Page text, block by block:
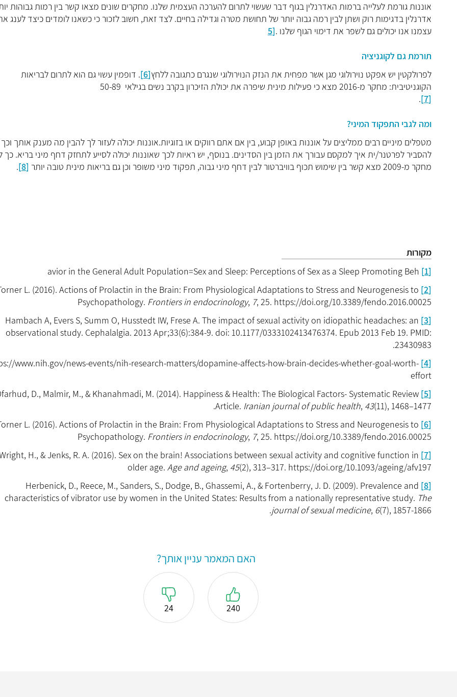
אוננות גורמת לעלייה ברמות האדרנלין בגוף דבר שעשוי לתרום להערכה העצמית שלנו. מחקרים שונים מצאו קשר בין רמות גבוהות
אדרנלין בדגימות רוק ושתן לבין רמה גבוה יותר של תחושת מטרה וגדילה בחיים. לצד זאת, חשוב לזכור כי כשאנו לומדים כיצד לענג
עצמנו אנו יכולים גם לשפר את דימוי הגוף שלנו .[5
תורמת גם לקוגניציה
לפרולקטין יש אפקט נוירולוגי מגן אשר מפחית את הנזק הנוירולוגי שנגרם כתגובה ללחץ[6]
. דופמין עשוי גם הוא לתרום לבריאות
הקוגניטיבית: מחקר מ-2016 מצא כי פעילות מינית שיפרה את יכולת הזיכרון בקרב נשים בגילאי 50-89
[7]
.
ומה לגבי התפקוד המיני?
מטפלים מיניים רבים ממליצים על אוננות באופן קבוע, בין אם אתם רווקים או בזוגיות.אוננות יכולה לעזור לך להבין מה מענק אותך וכך
להסביר לפרטנר/ית איך למקסם עבורך את הזמן בין הסדינים. בנוסף, יש ראיות לכך שאוננות יכולה לסייע לתחזק דחף מיני בריא.
מחקר מ-2009 מצא קשר בין שימוש תכוף בוויברטור לבין דחף מיני גבוה, תפקוד מיני משופר וכן גם בריאות מינית טובה יותר
[8]
.
מקורות
[1]
Sex and Sleep: Perceptions of Sex as a Sleep Promoting Beh
=
avior in the General Adult Population
[2]
L. (2016). Actions of Prolactin in the Brain: From Physiological Adaptations to Stress and Neurogenesis to
Psychopathology. Frontiers in endocrinology, 7, 25. https://doi.org/10.3389/fendo.2016.00025
[3]
Hambach A, Evers S, Summ O, Husstedt IW, Frese A. The impact of sexual activity on idiopathic headaches: an
observational study. Cephalalgia. 2013 Apr;33(6):384-9. doi: 10.1177/0333102413476374. Epub 2013 Feb 19. PMID:
23430983.
[4]
www.nih.gov/news-events/nih-research-matters/dopamine-affects-how-brain-decides-whether-goal-worth-
effort
[5]
D., Malmir, M., & Khanahmadi, M. (2014). Happiness & Health: The Biological Factors- Systematic Review
Article. Iranian journal of public health, 43(11), 1468–1477.
[6]
L. (2016). Actions of Prolactin in the Brain: From Physiological Adaptations to Stress and Neurogenesis to
Psychopathology. Frontiers in endocrinology, 7, 25. https://doi.org/10.3389/fendo.2016.00025
[7]
H., & Jenks, R. A. (2016). Sex on the brain! Associations between sexual activity and cognitive function in
older age. Age and ageing, 45(2), 313–317. https://doi.org/10.1093/ageing/afv197
[8]
Herbenick, D., Reece, M., Sanders, S., Dodge, B., Ghassemi, A., & Fortenberry, J. D. (2009). Prevalence and
characteristics of vibrator use by women in the United States: Results from a nationally representative study. The
journal of sexual medicine, 6(7), 1857-1866.‏
האם המאמר עניין אותך?
240
24